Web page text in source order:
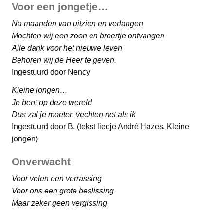
Voor een jongetje…
Na maanden van uitzien en verlangen
Mochten wij een zoon en broertje ontvangen
Alle dank voor het nieuwe leven
Behoren wij de Heer te geven.
Ingestuurd door Nency
Kleine jongen…
Je bent op deze wereld
Dus zal je moeten vechten net als ik
Ingestuurd door B. (tekst liedje André Hazes, Kleine
jongen)
Onverwacht
Voor velen een verrassing
Voor ons een grote beslissing
Maar zeker geen vergissing